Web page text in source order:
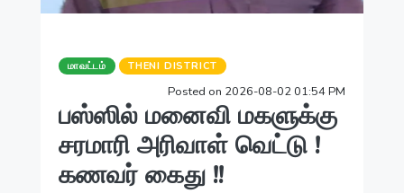
மாவட்டம் THENI DISTRICT
Posted on 2026-08-02 01:54 PM
பஸ்ஸில் மனைவி மகளுக்கு
சரமாரி அரிவாள் வெட்டு !
கணவர் கைது !!